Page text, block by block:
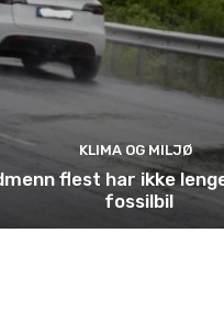
KLIMA OG MILJØ
flest har ikke
fossilbil